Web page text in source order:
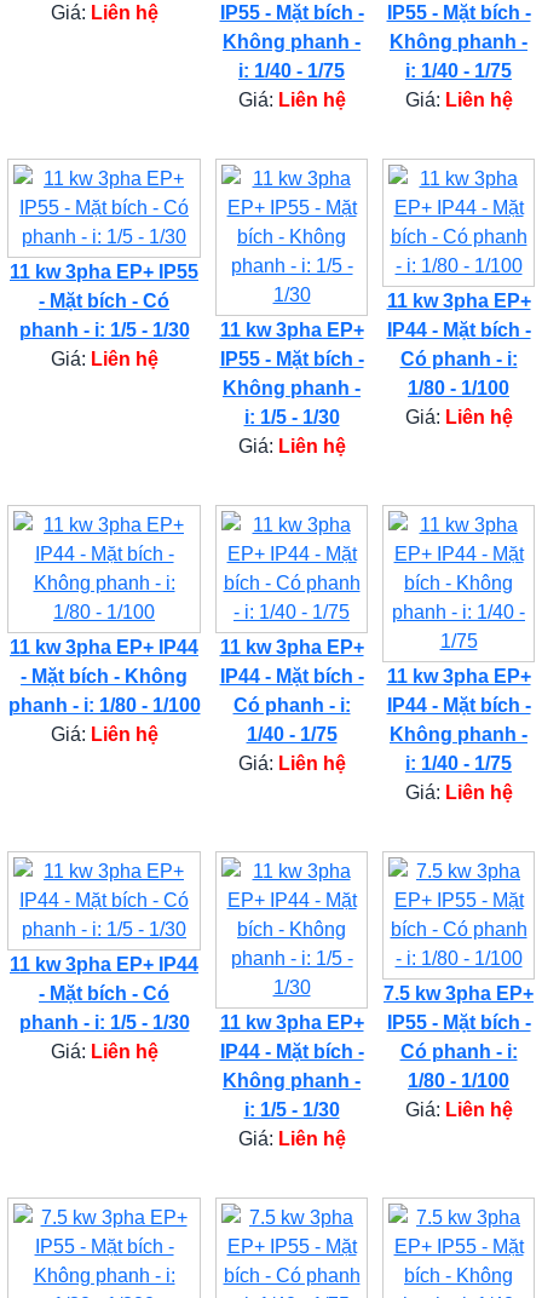
Giá: Liên hệ
IP55 - Mặt bích -
Không phanh -
i: 1/40 - 1/75
Giá: Liên hệ
IP55 - Mặt bích -
Không phanh -
i: 1/40 - 1/75
Giá: Liên hệ
11 kw 3pha EP+ IP55
- Mặt bích - Có
phanh - i: 1/5 - 1/30
Giá: Liên hệ
11 kw 3pha EP+
IP55 - Mặt bích -
Không phanh -
i: 1/5 - 1/30
Giá: Liên hệ
11 kw 3pha EP+
IP44 - Mặt bích -
Có phanh - i:
1/80 - 1/100
Giá: Liên hệ
11 kw 3pha EP+ IP44
- Mặt bích - Không
phanh - i: 1/80 - 1/100
Giá: Liên hệ
11 kw 3pha EP+
IP44 - Mặt bích -
Có phanh - i:
1/40 - 1/75
Giá: Liên hệ
11 kw 3pha EP+
IP44 - Mặt bích -
Không phanh -
i: 1/40 - 1/75
Giá: Liên hệ
11 kw 3pha EP+ IP44
- Mặt bích - Có
phanh - i: 1/5 - 1/30
Giá: Liên hệ
11 kw 3pha EP+
IP44 - Mặt bích -
Không phanh -
i: 1/5 - 1/30
Giá: Liên hệ
7.5 kw 3pha EP+
IP55 - Mặt bích -
Có phanh - i:
1/80 - 1/100
Giá: Liên hệ